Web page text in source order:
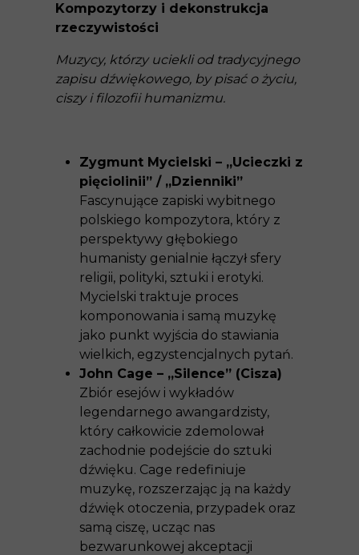
Kompozytorzy i dekonstrukcja
rzeczywistości
Muzycy, którzy uciekli od tradycyjnego
zapisu dźwiękowego, by pisać o życiu,
ciszy i filozofii humanizmu.
Zygmunt Mycielski – „Ucieczki z
pięciolinii” / „Dzienniki”
Fascynujące zapiski wybitnego
polskiego kompozytora, który z
perspektywy głębokiego
humanisty genialnie łączył sfery
religii, polityki, sztuki i erotyki.
Mycielski traktuje proces
komponowania i samą muzykę
jako punkt wyjścia do stawiania
wielkich, egzystencjalnych pytań.
John Cage – „Silence” (Cisza)
Zbiór esejów i wykładów
legendarnego awangardzisty,
który całkowicie zdemolował
zachodnie podejście do sztuki
dźwięku. Cage redefiniuje
muzykę, rozszerzając ją na każdy
dźwięk otoczenia, przypadek oraz
samą ciszę, ucząc nas
bezwarunkowej akceptacji